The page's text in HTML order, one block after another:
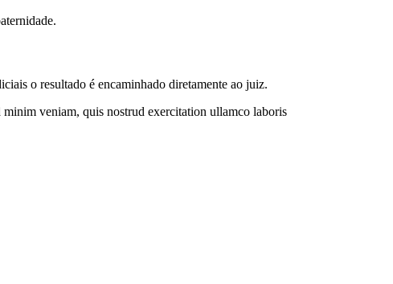
o resultado é encaminhado diretamente ao juiz.
veniam, quis nostrud exercitation ullamco laboris